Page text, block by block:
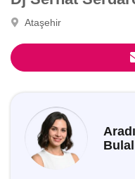
Ataşehir